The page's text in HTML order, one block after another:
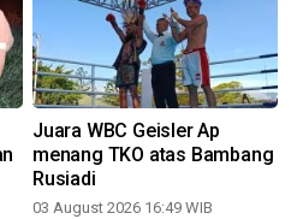
Juara WBC Geisler Ap
menang TKO atas Bambang
Rusiadi
03 August 2026 16:49 WIB